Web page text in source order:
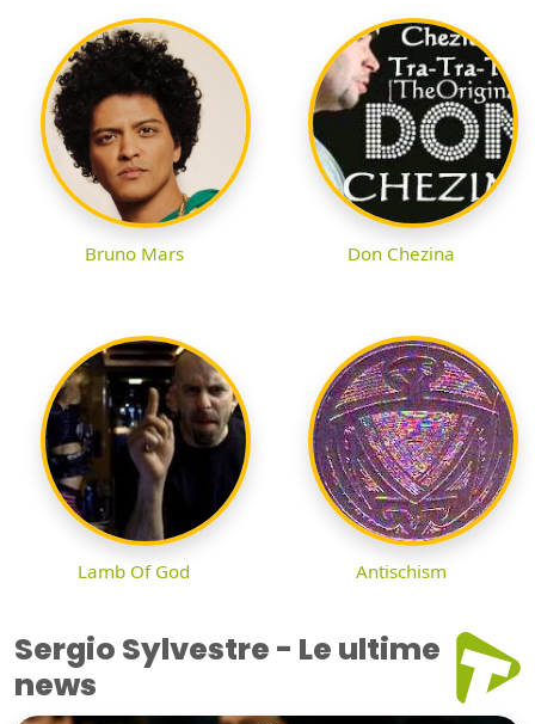
Bruno Mars Don Chezina
Lamb Of God Antischism
Sergio Sylvestre - Le ultime
news